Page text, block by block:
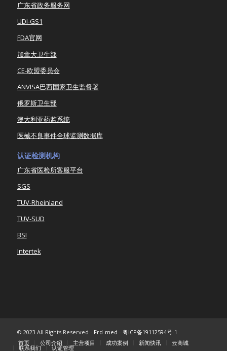
广东省政务服务网
UDI-GS1
FDA官网
加拿大卫生部
CE-欧盟委员会
ANVISA巴西国家卫生监督署
俄罗斯卫生部
澳大利亚药监系统
医械不良事件全球监测数据库
认证检测机构
广东省医检所客服平台
SGS
TUV-Rheinland
TUV-SUD
BSI
Intertek
© 2023 All Rights Reserved - Frd-med - 粤ICP备19112594号-1
首页
公司介绍 主营项目 成功案例 新闻快讯 云商城
联系我们 认证管理